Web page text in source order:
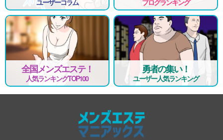
ユーザーコラム ブログランキング
全国メンズエステ！
人気ランキングTOP100
勇者の集い！
ユーザー人気ランキング